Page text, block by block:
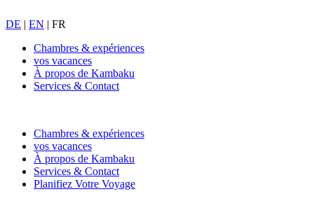
DE | EN | FR
Chambres & expériences
vos vacances
À propos de Kambaku
Services & Contact
Chambres & expériences
vos vacances
À propos de Kambaku
Services & Contact
Planifiez Votre Voyage